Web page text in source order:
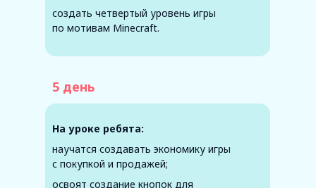
На уроке ребята:
5 день
научатся создавать экономику игры
с покупкой и продажей;
освоят создание кнопок для
создать четвертый уровень игры
по мотивам Minecraft.